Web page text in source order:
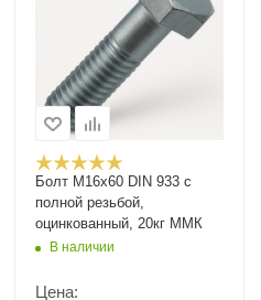
Болт М16x60 DIN 933 с
полной резьбой,
оцинкованный, 20кг ММК
В наличии
Цена: